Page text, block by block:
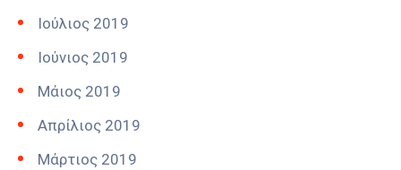
Ιούλιος 2019
Ιούνιος 2019
Μάιος 2019
Απρίλιος 2019
Μάρτιος 2019